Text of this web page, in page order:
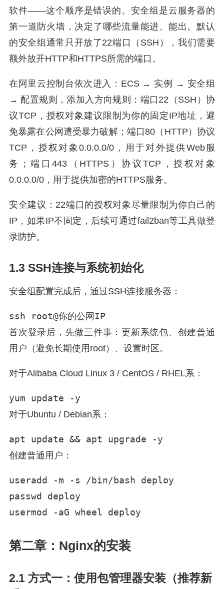
软件——这个顺序是错误的。安全组是云服务器的
第一道防火墙，决定了哪些流量能进、能出。默认
的安全组通常只开放了22端口（SSH），我们需要
额外放开HTTP和HTTPS所需的端口。
在阿里云控制台依次进入：ECS → 实例 → 安全组
→ 配置规则，添加入方向规则：端口22（SSH）协
议TCP，授权对象建议限制为你的固定IP地址，避
免暴露在公网遭受暴力破解；端口80（HTTP）协议
TCP，授权对象0.0.0.0/0，用于对外提供Web服
务；端口443（HTTPS）协议TCP，授权对象
0.0.0.0/0，用于提供加密的HTTPS服务。
安全建议：22端口的授权对象尽量限制为你自己的
IP，如果IP不固定，后续可通过fail2ban等工具做登
录防护。
1.3 SSH连接与系统初始化
安全组配置完成后，通过SSH连接服务器：
ssh root@你的公网IP
首次登录后，先做三件事：更新系统包、创建普通
用户（避免长期使用root）、设置时区。
对于Alibaba Cloud Linux 3 / CentOS / RHEL系：
yum update -y
对于Ubuntu / Debian系：
apt update && apt upgrade -y
创建普通用户：
useradd -m -s /bin/bash deploy
passwd deploy
usermod -aG wheel deploy
第二章：Nginx的安装
2.1 方式一：使用包管理器安装（推荐新